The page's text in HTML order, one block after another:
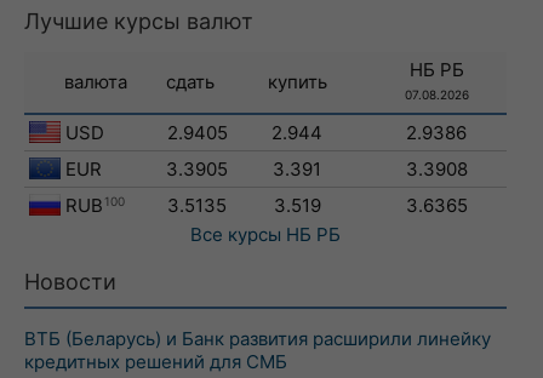
Лучшие курсы валют
валюта сдать купить
НБ РБ
07.08.2026
USD 2.9405 2.944
2.9386
EUR
3.3905 3.391
3.3908
RUB 100 3.5135 3.519
3.6365
Все курсы НБ РБ
Новости
ВТБ (Беларусь) и Банк развития расширили линейку
кредитных решений для СМБ